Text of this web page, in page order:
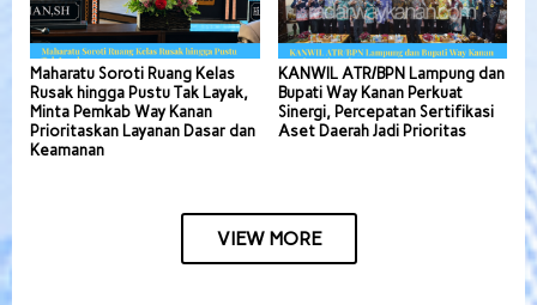
Maharatu Soroti Ruang Kelas
Rusak hingga Pustu Tak Layak,
Minta Pemkab Way Kanan
Prioritaskan Layanan Dasar dan
Keamanan
KANWIL ATR/BPN Lampung dan
Bupati Way Kanan Perkuat
Sinergi, Percepatan Sertifikasi
Aset Daerah Jadi Prioritas
VIEW MORE